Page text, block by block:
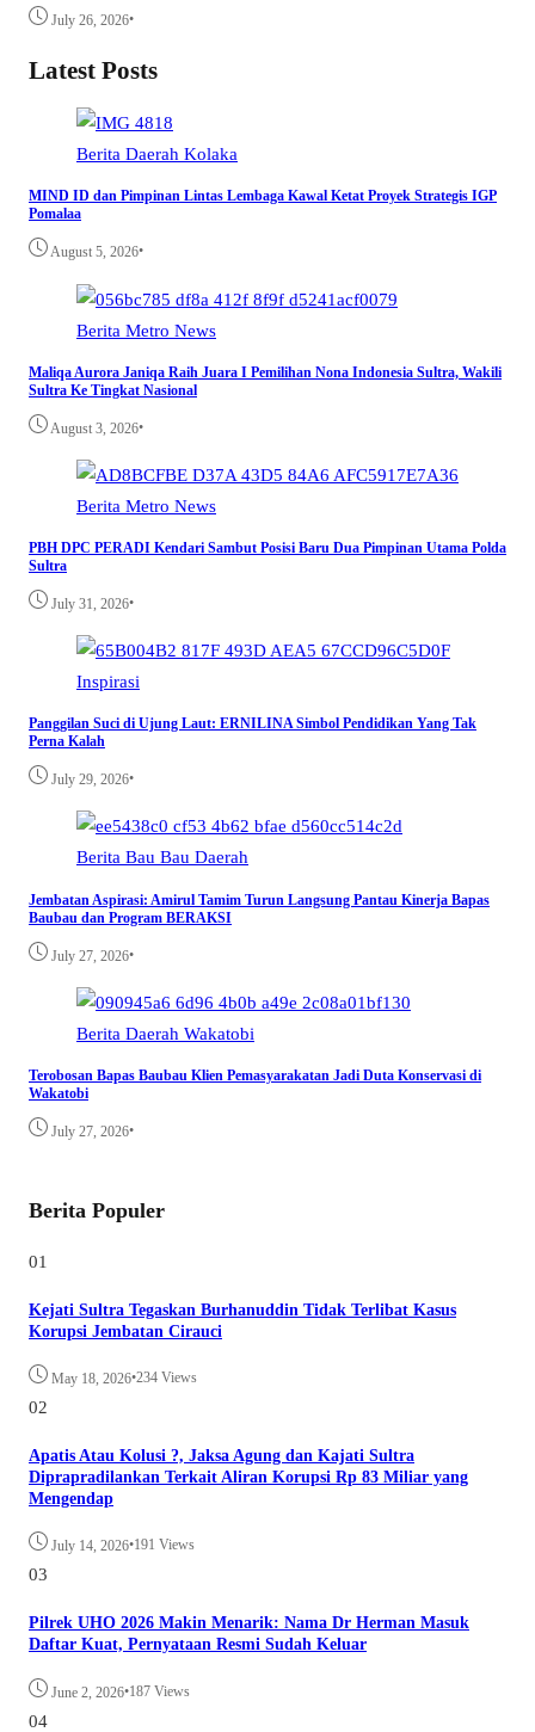
July 26, 2026•
Latest Posts
Berita Daerah Kolaka
MIND ID dan Pimpinan Lintas Lembaga Kawal Ketat Proyek Strategis IGP
Pomalaa
August 5, 2026•
Berita Metro News
Maliqa Aurora Janiqa Raih Juara I Pemilihan Nona Indonesia Sultra, Wakili
Sultra Ke Tingkat Nasional
August 3, 2026•
Berita Metro News
PBH DPC PERADI Kendari Sambut Posisi Baru Dua Pimpinan Utama Polda
Sultra
July 31, 2026•
Inspirasi
Panggilan Suci di Ujung Laut: ERNILINA Simbol Pendidikan Yang Tak
Perna Kalah
July 29, 2026•
Berita Bau Bau Daerah
Jembatan Aspirasi: Amirul Tamim Turun Langsung Pantau Kinerja Bapas
Baubau dan Program BERAKSI
July 27, 2026•
Berita Daerah Wakatobi
Terobosan Bapas Baubau Klien Pemasyarakatan Jadi Duta Konservasi di
Wakatobi
July 27, 2026•
Berita Populer
01
Kejati Sultra Tegaskan Burhanuddin Tidak Terlibat Kasus
Korupsi Jembatan Cirauci
May 18, 2026•234 Views
02
Apatis Atau Kolusi ?, Jaksa Agung dan Kajati Sultra
Diprapradilankan Terkait Aliran Korupsi Rp 83 Miliar yang
Mengendap
July 14, 2026•191 Views
03
Pilrek UHO 2026 Makin Menarik: Nama Dr Herman Masuk
Daftar Kuat, Pernyataan Resmi Sudah Keluar
June 2, 2026•187 Views
04